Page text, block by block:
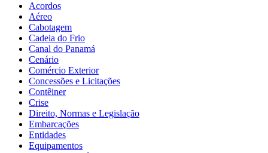
Acordos
Aéreo
Cabotagem
Cadeia do Frio
Canal do Panamá
Cenário
Comércio Exterior
Concessões e Licitações
Contêiner
Crise
Direito, Normas e Legislação
Embarcações
Entidades
Equipamentos